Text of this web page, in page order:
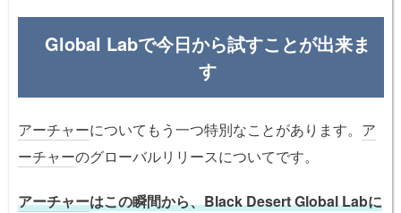
Global Labで今日から試すことが出来ま
す
アーチャーについてもう一つ特別なことがあります。 ア
ーチャーのグローバルリリースについてです。
アーチャーはこの瞬間から、Black Desert Global Labに